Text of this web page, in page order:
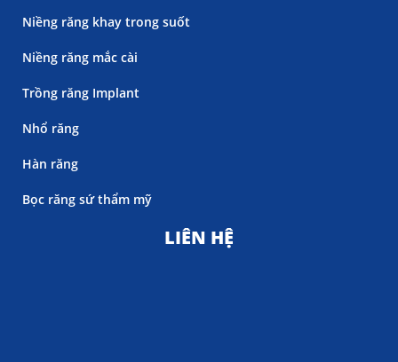
Niềng răng khay trong suốt
Niềng răng mắc cài
Trồng răng Implant
Nhổ răng
Hàn răng
Bọc răng sứ thẩm mỹ
LIÊN HỆ